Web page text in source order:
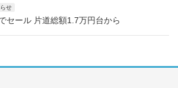
せ
セール 片道総額1.7万円台から